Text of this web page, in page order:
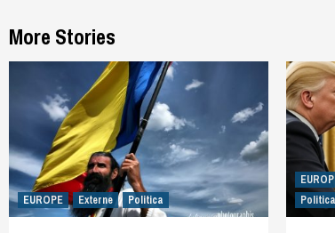
More Stories
EUROPE Externe Politica
Politica